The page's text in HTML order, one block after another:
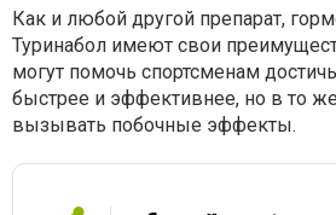
Как и любой другой препарат,
Туринабол имеют свои
могут помочь спортсменам
быстрее и эффективнее, но в то
вызывать побочные эффекты.